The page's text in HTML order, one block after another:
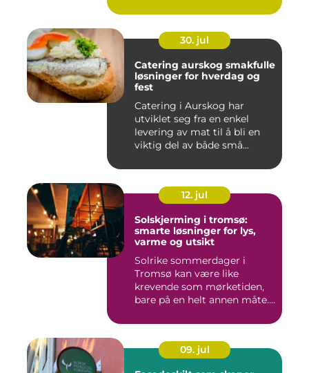
30. jul
Catering aurskog smakfulle
løsninger for hverdag og
fest
Catering i Aurskog har
utviklet seg fra en enkel
levering av mat til å bli en
viktig del av både små...
12. jul
Solskjerming i tromsø:
smarte løsninger for lys,
varme og utsikt
Solrike sommerdager i
Tromsø kan være like
krevende som mørketiden,
bare på en helt annen måte.
09. jul